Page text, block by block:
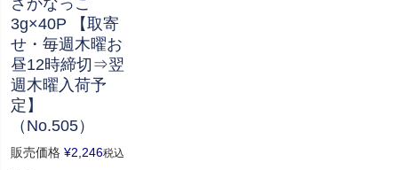
さかなっこ
3g×40P 【取寄
せ・毎週木曜お
昼12時締切⇒翌
週木曜入荷予
定】
（No.505）
販売価格 ¥2,246税込